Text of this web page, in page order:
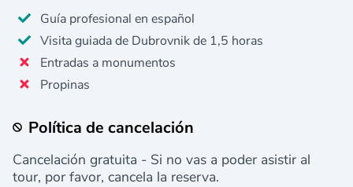
Guía profesional en español
Visita guiada de Dubrovnik de 1,5 horas
Entradas a monumentos
Propinas
Política de cancelación
Cancelación gratuita - Si no vas a poder asistir al
tour, por favor, cancela la reserva.